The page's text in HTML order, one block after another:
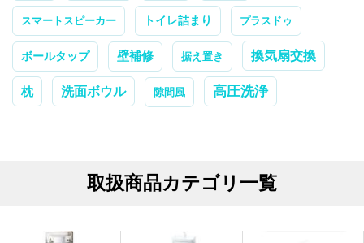
スマートスピーカー トイレ詰まり プラスドゥ
ボールタップ 壁補修 据え置き 換気扇交換
枕 洗面ボウル 隙間風 高圧洗浄
取扱商品カテゴリ一覧